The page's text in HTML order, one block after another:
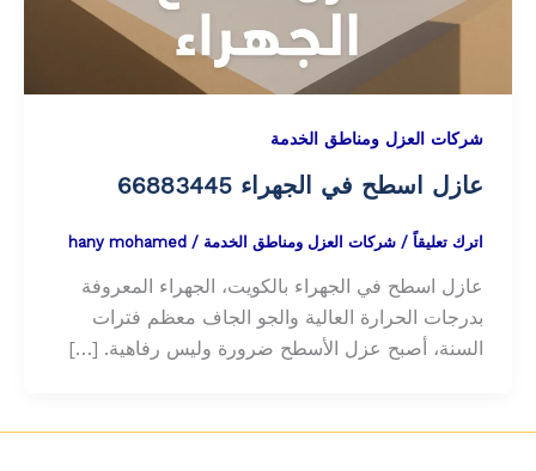
شركات العزل ومناطق الخدمة
عازل اسطح في الجهراء 66883445
اترك تعليقاً / شركات العزل ومناطق الخدمة /
hany mohamed
عازل اسطح في الجهراء بالكويت، الجهراء المعروفة
بدرجات الحرارة العالية والجو الجاف معظم فترات
السنة، أصبح عزل الأسطح ضرورة وليس رفاهية. […]